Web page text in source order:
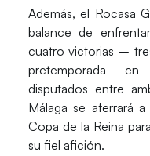
Además, el Rocasa
balance de
cuatro victorias –
pretemporada-
disputados entre
Málaga se aferrará
Copa de la Reina
su fiel afición.